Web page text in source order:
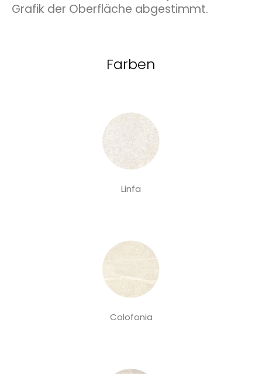
Grafik der Oberfläche abgestimmt.
Farben
Linfa
Colofonia